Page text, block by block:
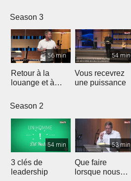
Season 3
56 min
Retour à la
louange et à
ouvrent les
portes des
prison
54 min
Vous recevrez
une puissance
Season 2
54 min
3 clés de
leadership
53 min
Que faire
lorsque nous